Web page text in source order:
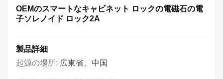
OEMのスマートなキャビネット ロックの電磁石の電
子ソレノイド ロック2A
製品詳細
起源の場所: 広東省、中国